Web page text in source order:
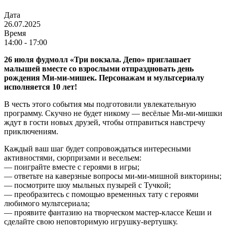
Дата
26.07.2025
Время
14:00 - 17:00
26 июля фудмолл «Три вокзала. Депо» приглашает
малышей вместе со взрослыми отпраздновать день
рождения Ми-ми-мишек. Персонажам и мультсериалу
исполняется 10 лет!
В честь этого события мы подготовили увлекательную
программу. Скучно не будет никому — весёлые Ми-ми-мишки
ждут в гости новых друзей, чтобы отправиться навстречу
приключениям.
Каждый ваш шаг будет сопровождаться интересными
активностями, сюрпризами и весельем:
— поиграйте вместе с героями в игры;
— ответьте на каверзные вопросы ми-ми-мишной викторины;
— посмотрите шоу мыльных пузырей с Тучкой;
— преобразитесь с помощью временных тату с героями
любимого мультсериала;
— проявите фантазию на творческом мастер-классе Кеши и
сделайте свою неповторимую игрушку-вертушку.